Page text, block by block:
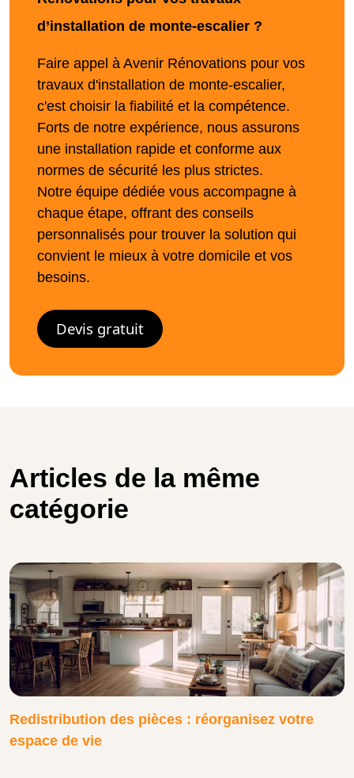
d’installation de monte-escalier ?
Faire appel à Avenir Rénovations pour vos
travaux d'installation de monte-escalier,
c'est choisir la fiabilité et la compétence.
Forts de notre expérience, nous assurons
une installation rapide et conforme aux
normes de sécurité les plus strictes.
Notre équipe dédiée vous accompagne à
chaque étape, offrant des conseils
personnalisés pour trouver la solution qui
convient le mieux à votre domicile et vos
besoins.
Devis gratuit
Articles de la même
catégorie
Redistribution des pièces : réorganisez votre
espace de vie